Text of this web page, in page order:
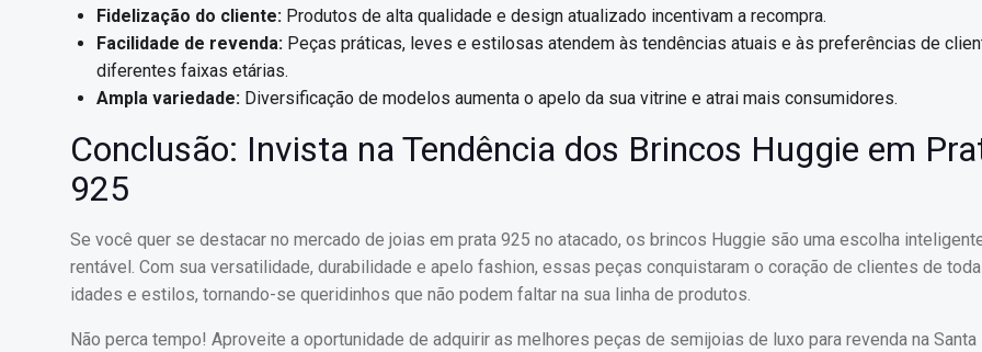
Fidelização do cliente: Produtos de alta qualidade e design atualizado incentivam a recompra.
Facilidade de revenda: Peças práticas, leves e estilosas atendem às tendências atuais e às preferências de
diferentes faixas etárias.
Ampla variedade: Diversificação de modelos aumenta o apelo da sua vitrine e atrai mais consumidores.
Conclusão: Invista na Tendência dos Brincos Huggie em
925
Se você quer se destacar no mercado de joias em prata 925 no atacado, os brincos Huggie são uma escolha
rentável. Com sua versatilidade, durabilidade e apelo fashion, essas peças conquistaram o coração de clientes de
idades e estilos, tornando-se queridinhos que não podem faltar na sua linha de produtos.
Não perca tempo! Aproveite a oportunidade de adquirir as melhores peças de semijoias de luxo para revenda na Santa